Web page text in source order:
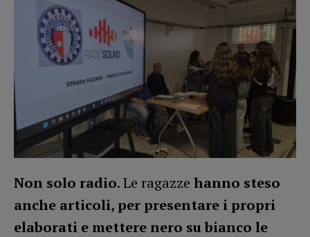
Non solo radio. Le ragazze hanno steso
anche articoli, per presentare i propri
elaborati e mettere nero su bianco le